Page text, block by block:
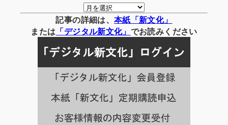
月
別
の
事
一
覧
記事の詳細は、 本紙「新文化」
または 「デジタル新文化」 でお読みください